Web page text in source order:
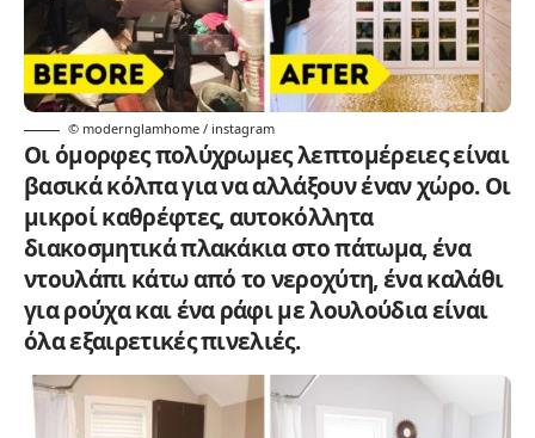
© modernglamhome / instagram
Οι όμορφες πολύχρωμες λεπτομέρειες είναι
βασικά κόλπα για να αλλάξουν έναν χώρο. Οι
μικροί καθρέφτες, αυτοκόλλητα
διακοσμητικά πλακάκια στο πάτωμα, ένα
ντουλάπι κάτω από το νεροχύτη, ένα καλάθι
για ρούχα και ένα ράφι με λουλούδια είναι
όλα εξαιρετικές πινελιές.